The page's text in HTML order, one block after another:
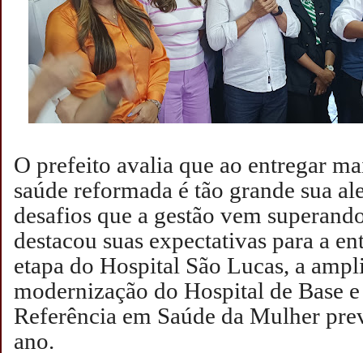
O prefeito avalia que ao entregar
saúde reformada é tão grande sua
desafios que a gestão vem
destacou suas expectativas para a
etapa do Hospital São Lucas, a
modernização do Hospital de Base
Referência em Saúde da Mulher
ano.